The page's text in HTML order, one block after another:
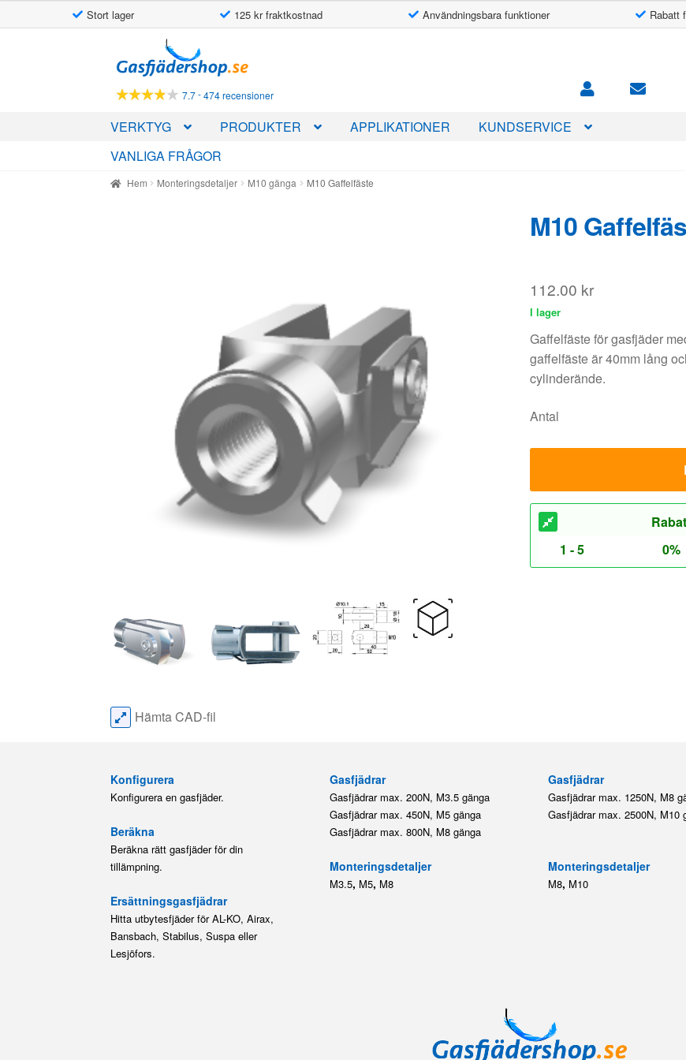
Stort lager 125 kr fraktkostnad Användningsbara funktioner Rabatt
till
navigering
till
innehåll
7.7-474 recensioner
VERKTYG PRODUKTER APPLIKATIONER
KUNDSERVICE
VANLIGA FRÅGOR
Hem Monteringsdetaljer M10 gänga M10 Gaffelfäste
M10
112.00 kr
I lager
Gaffelfäste för gasfjäder
gaffelfäste är 40mm lång
cylinderände.
Antal
1 - 5
0%
Hämta CAD-fil
Konfigurera
Konfigurera en gasfjäder.
Beräkna
Beräkna rätt gasfjäder för din
tillämpning.
Ersättningsgasfjädrar
Hitta utbytesfjäder för AL-KO, Airax,
Bansbach, Stabilus, Suspa eller
Lesjöfors.
Gasfjädrar
Gasfjädrar max. 200N, M3.5 gänga
Gasfjädrar max. 450N, M5 gänga
Gasfjädrar max. 800N, M8 gänga
Monteringsdetaljer
M3.5, M5, M8
Gasfjädrar
Gasfjädrar max. 1250N, M8
Gasfjädrar max. 2500N, M10
Monteringsdetaljer
M8, M10